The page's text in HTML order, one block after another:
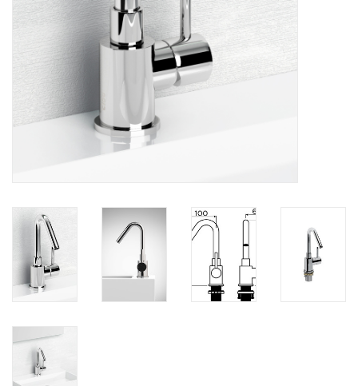
Accessoires de salle de bain
Baignoires
Toilettes